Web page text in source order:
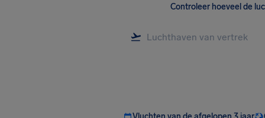
Controleer hoeveel de